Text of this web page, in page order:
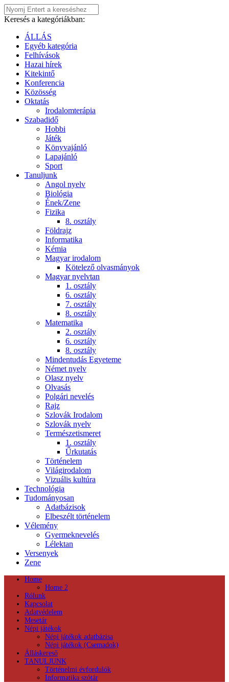
Keresés a kategóriákban:
ÁLLÁS
Egyéb kategória
Felhívások
Hazai hírek
Kitekintő
Konferencia
Közösség
Oktatás
Irodalomterápia
Szabadidő
Hobbi
Játék
Könyvajánló
Lapajánló
Sport
Tanuljunk
Angol nyelv
Biológia
Ének/Zene
Fizika
8. osztály
Földrajz
Informatika
Kémia
Magyar irodalom
Kötelező olvasmányok
Magyar nyelvtan
1. osztály
6. osztály
7. osztály
8. osztály
Matematika
2. osztály
6. osztály
8. osztály
Mindentudás Egyeteme
Német nyelv
Olasz nyelv
Olvasás
Polgári nevelés
Rajz
Szlovák Irodalom
Szlovák nyelv
Természetismeret
1. osztály
Űrkutatás
Történelem
Világirodalom
Vizuális kultúra
Technológia
Tudományosan
Adatbázisok
Elbeszélt történelem
Vélemény
Gyermeknevelés
Lélektan
Versenyek
Zene
Home
Home 2
Rólunk
Kapcsolat
Adatvédelem
Mesetár
Népi játékok
Népi játékok adatbázisa
Népi játékok (Csemadok)
Álláskereső
TANULJUNK
Történelmi évfordulók
Informatika szótár